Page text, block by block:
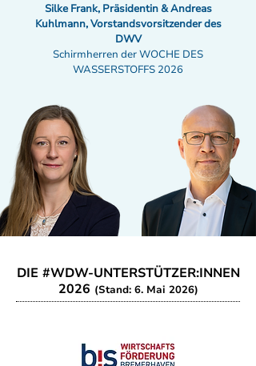
Silke Frank, Präsidentin & Andreas
Kuhlmann, Vorstandsvorsitzender des
DWV
Schirmherren der WOCHE DES
WASSERSTOFFS 2026
DIE #WDW-UNTERSTÜTZER:INNEN
2026 (Stand: 6. Mai 2026)